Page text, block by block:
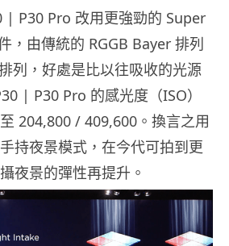
| P30 Pro 改用更強勁的 Super
，由傳統的 RGGB Bayer 排列
列，好處是比以往吸收的光源
| P30 Pro 的感光度（ISO）
204,800 / 409,600。換言之用
持夜景模式，在今代可拍到更
夜景的彈性再提升。